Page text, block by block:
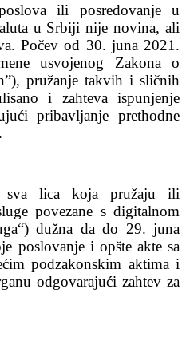
ili posredovanje u
u Srbiji nije novina, ali
Počev od 30. juna 2021.
usvojenog Zakona o
pružanje takvih i sličnih
i zahteva ispunjenje
pribavljanje prethodne
sva lica koja pružaju ili
povezane s digitalnom
dužna da do 29. juna
poslovanje i opšte akte sa
podzakonskim aktima i
odgovarajući zahtev za